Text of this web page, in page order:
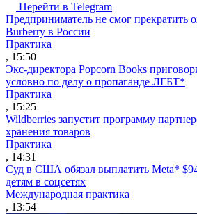
Перейти в Telegram
Предприниматель не смог прекратить
Burberry в России
Практика
, 15:50
Экс-директора Popcorn Books
условно по делу о пропаганде ЛГБТ*
Практика
, 15:25
Wildberries запустит программу
хранения товаров
Практика
, 14:31
Суд в США обязал выплатить Meta*
детям в соцсетях
Международная практика
, 13:54